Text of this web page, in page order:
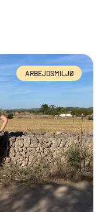
ARBEJDSMILJØ